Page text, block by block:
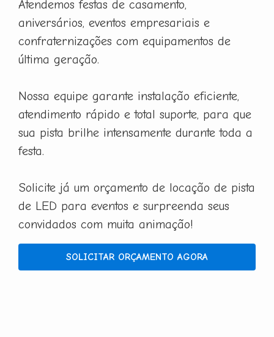
Atendemos festas de casamento,
aniversários, eventos empresariais e
confraternizações com equipamentos de
última geração.
Nossa equipe garante instalação eficiente,
atendimento rápido e total suporte, para que
sua pista brilhe intensamente durante toda a
festa.
Solicite já um orçamento de locação de pista
de LED para eventos e surpreenda seus
convidados com muita animação!
SOLICITAR ORÇAMENTO AGORA